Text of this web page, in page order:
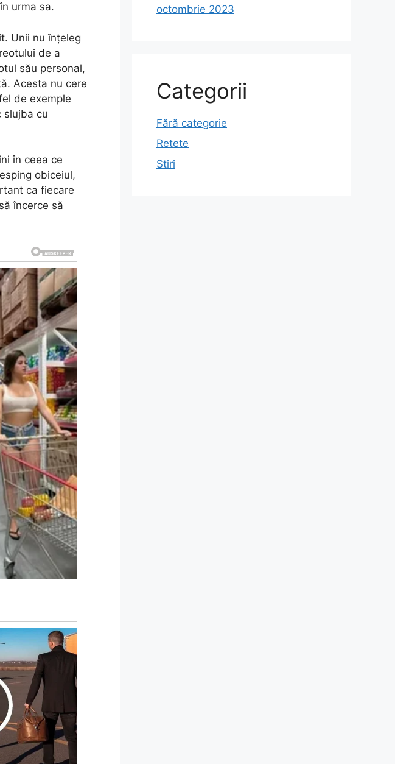
urma sa.
Unii nu înțeleg
de a
său personal,
Acesta nu cere
de exemple
slujba cu
în ceea ce
obiceiul,
ca fiecare
încerce să
octombrie 2023
Categorii
Fără categorie
Retete
Stiri